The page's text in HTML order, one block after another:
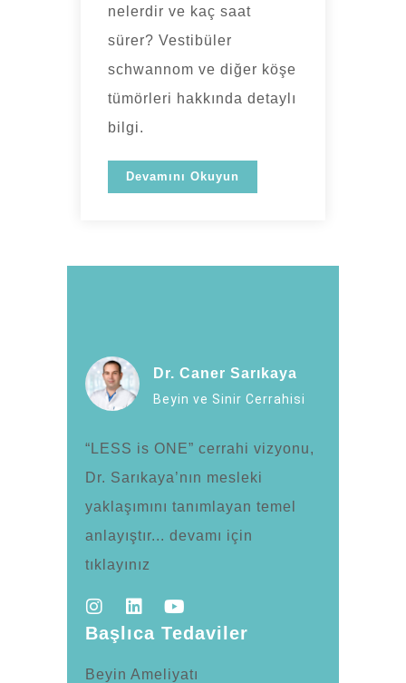
nelerdir ve kaç saat
sürer? Vestibüler
schwannom ve diğer köşe
tümörleri hakkında detaylı
bilgi.
Devamını Okuyun
Dr. Caner Sarıkaya
Beyin ve Sinir Cerrahisi
“LESS is ONE” cerrahi vizyonu,
Dr. Sarıkaya’nın mesleki
yaklaşımını tanımlayan temel
anlayıştır... devamı için
tıklayınız
Başlıca Tedaviler
Beyin Ameliyatı